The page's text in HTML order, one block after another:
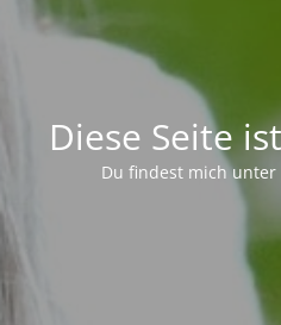
Diese Seite
Du findest mich unter